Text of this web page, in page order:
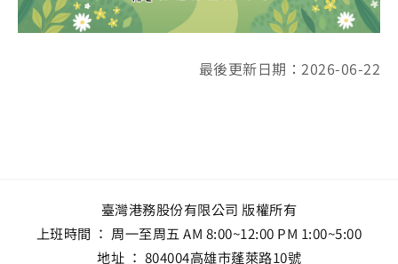
最後更新日期：2026-06-22
臺灣港務股份有限公司 版權所有
上班時間 ： 周一至周五 AM 8:00~12:00 PM 1:00~5:00
地址 ： 804004高雄市蓬萊路10號